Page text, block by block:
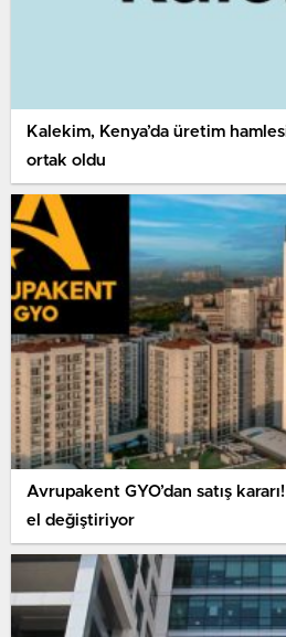
Kalekim, Kenya’da üretim
ortak oldu
Avrupakent GYO’dan satış
el değiştiriyor